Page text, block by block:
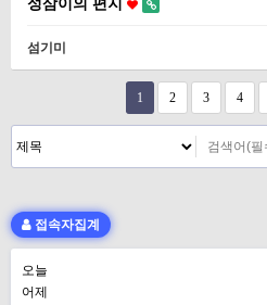
섬기미
1 2 3 4
접속자집계
오늘
어제